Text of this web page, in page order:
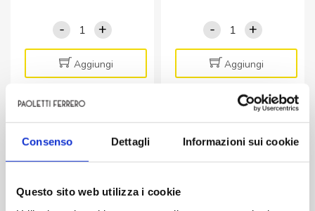
Consenso Dettagli Informazioni sui cookie
Questo sito web utilizza i cookie
-
DSO2D15P
FNIRSI
MultiScope
3-
professionale
quantità
+
Aggiungi
-
DSO5101
FNIRSI
Oscilloscopio
Digitale
Generatore
di
+
Aggiungi
STRUMENTI E UTENSILI
DSOTC4 FNIRSI –
Oscilloscopio
Segnali e Tester
STRUMENTI VARI
DST210 FNIRSI –
Multimetro Oscilloscopio